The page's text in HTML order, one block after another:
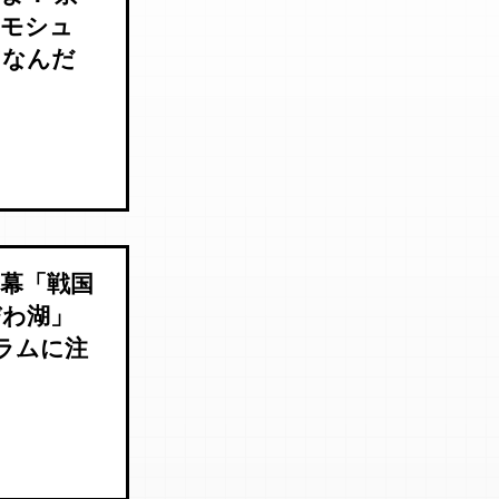
シュ
んだ
「戦国
湖」
ムに注